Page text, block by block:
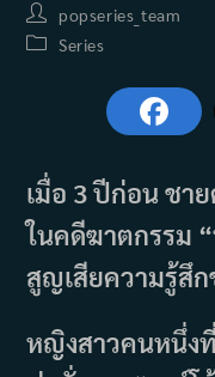
Post
author:
popseries_team
PostSeries
เมื่อ 3 ปีก่อน ชา
ในคดีฆาตกรรม
สูญเสียความรู้สึก
หญิงสาวคนหนึ่ง